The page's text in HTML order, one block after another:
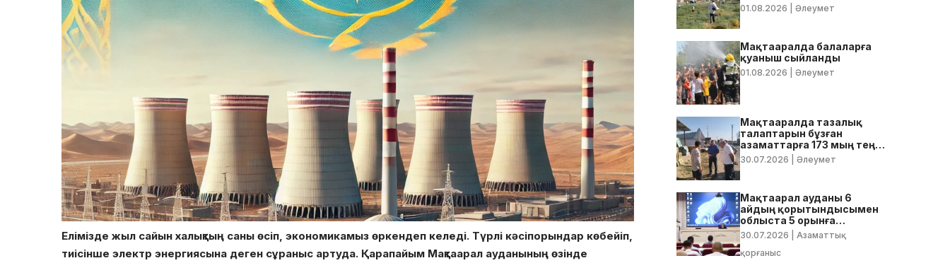
Елімізде жыл сайын халықтың саны өсіп, экономикамыз өркендеп келеді. Түрлі кәсіпорындар көбейіп,
тиісінше электр энергиясына деген сұраныс артуда. Қарапайым Мақтаарал ауданының өзінде
01.08.2026 | Әлеумет
Мақтааралда балаларға
қуаныш сыйланды
01.08.2026 | Әлеумет
Мақтааралда тазалық
талаптарын бұзған
азаматтарға 173 мың теңге
көлемінде айыппұл
30.07.2026 | Әлеумет
Мақтаарал ауданы 6
айдың қорытындысымен
облыста 5 орынға
тұрақтады
30.07.2026 | Азаматтық
қорғаныс